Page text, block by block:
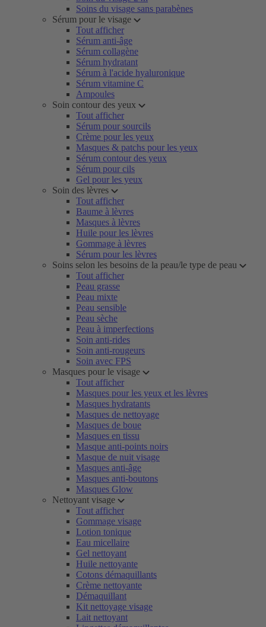
Soins du visage sans parabènes
Sérum pour le visage
Tout afficher
Sérum anti-âge
Sérum collagène
Sérum hydratant
Sérum à l'acide hyaluronique
Sérum vitamine C
Ampoules
Soin contour des yeux
Tout afficher
Sérum pour sourcils
Crème pour les yeux
Masques & patchs pour les yeux
Sérum contour des yeux
Sérum pour cils
Gel pour les yeux
Soin des lèvres
Tout afficher
Baume à lèvres
Masques à lèvres
Huile pour les lèvres
Gommage à lèvres
Sérum pour les lèvres
Soins selon les besoins de la peau/le type de peau
Tout afficher
Peau grasse
Peau mixte
Peau sensible
Peau sèche
Peau à imperfections
Soin anti-rides
Soin anti-rougeurs
Soin avec FPS
Masques pour le visage
Tout afficher
Masques pour les yeux et les lèvres
Masques hydratants
Masques de nettoyage
Masques de boue
Masques en tissu
Masque anti-points noirs
Masque de nuit visage
Masques anti-âge
Masques anti-boutons
Masques Glow
Nettoyant visage
Tout afficher
Gommage visage
Lotion tonique
Eau micellaire
Gel nettoyant
Huile nettoyante
Cotons démaquillants
Crème nettoyante
Démaquillant
Kit nettoyage visage
Lait nettoyant